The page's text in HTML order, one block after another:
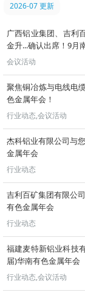
2026-07 更新
广西铝业集团、吉利
金升...确认出席！9月
会议活动
聚焦铜冶炼与电线电
色金属年会！
行业动态,会议活动
杰科铝业有限公司与
金属年会
行业动态
吉利百矿集团有限公
有色金属年会
行业动态
福建麦特新铝业科技
届)华南有色金属年会
行业动态,会议活动